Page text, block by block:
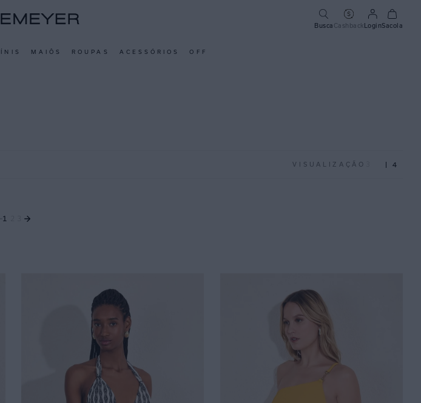
Busca CashbackLoginSacola
MAIÔS ROUPAS ACESSÓRIOS OFF
4
1